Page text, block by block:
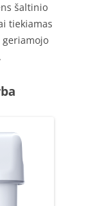
šaltinio
tiekiamas